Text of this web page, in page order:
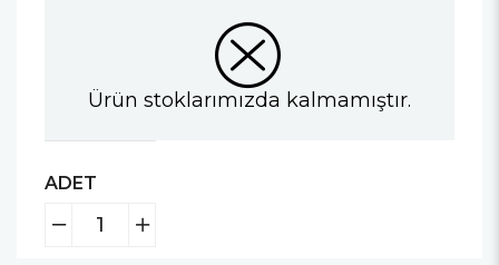
Ürün stoklarımızda kalmamıştır.
ADET